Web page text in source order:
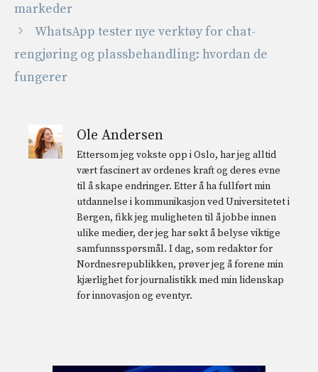
markeder
WhatsApp tester nye verktøy for chat-
rengjøring og plassbehandling: hvordan de
fungerer
Ole Andersen
Ettersom jeg vokste opp i Oslo, har jeg alltid
vært fascinert av ordenes kraft og deres evne
til å skape endringer. Etter å ha fullført min
utdannelse i kommunikasjon ved Universitetet i
Bergen, fikk jeg muligheten til å jobbe innen
ulike medier, der jeg har søkt å belyse viktige
samfunnsspørsmål. I dag, som redaktør for
Nordnesrepublikken, prøver jeg å forene min
kjærlighet for journalistikk med min lidenskap
for innovasjon og eventyr.